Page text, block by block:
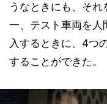
うなときにも、そ
一、テスト車両を人
入するときに、4つ
することができた。